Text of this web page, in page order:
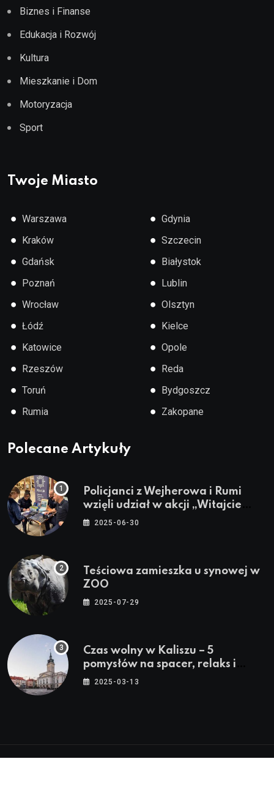
Biznes i Finanse
Edukacja i Rozwój
Kultura
Mieszkanie i Dom
Motoryzacja
Sport
Twoje Miasto
● Warszawa
● Kraków
● Gdańsk
● Poznań
● Wrocław
● Łódź
● Katowice
● Rzeszów
● Toruń
● Rumia
● Gdynia
● Szczecin
● Białystok
● Lublin
● Olsztyn
● Kielce
● Opole
● Reda
● Bydgoszcz
● Zakopane
Polecane Artykuły
Policjanci z Wejherowa i Rumi
wzięli udział w akcji „Witajcie
Wakacje”
2025-06-30
Teściowa zamieszka u synowej w
ZOO
2025-07-29
Czas wolny w Kaliszu – 5
pomysłów na spacer, relaks i
rodzinne atrakcje
2025-03-13